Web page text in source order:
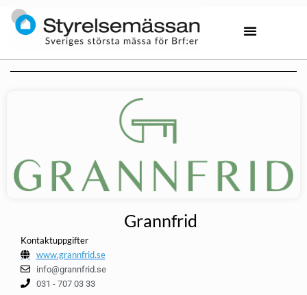
Grannfrid
Kontaktuppgifter
www.grannfrid.se
info@grannfrid.se
031 - 707 03 33